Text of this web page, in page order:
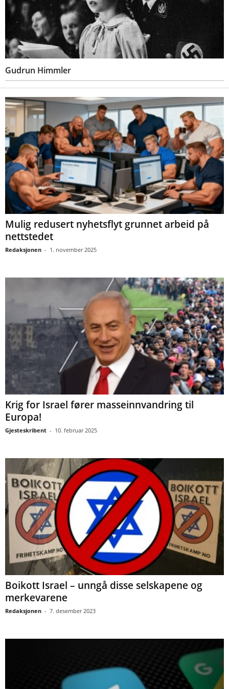
Gudrun Himmler
Mulig redusert nyhetsflyt grunnet arbeid på
nettstedet
Redaksjonen - 1. november 2025
Krig for Israel fører masseinnvandring til
Europa!
Gjesteskribent - 10. februar 2025
Boikott Israel – unngå disse selskapene og
merkevarene
Redaksjonen - 7. desember 2023